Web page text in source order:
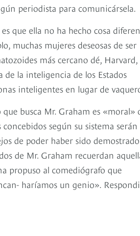
periodista para comunicársela.
que ella no ha hecho cosa
muchas mujeres deseosas de ser
más cercano dé,
la inteligencia de los Estados
inteligentes en lugar de
busca Mr. Graham es «moral»
según su sistema serán
de poder haber sido
de Mr. Graham recuerdan
propuso al comediógrafo que
haríamos un genio».